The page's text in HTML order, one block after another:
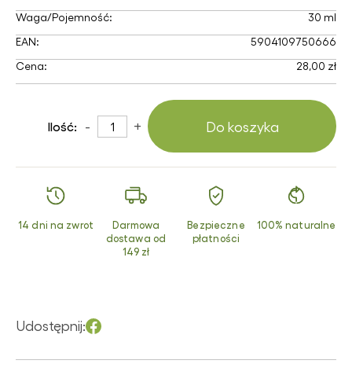
Waga/Pojemność:
30 ml
EAN:
5904109750666
Cena:
28,00 zł
Ilość: - + Do koszyka
14 dni na zwrot
Darmowa
dostawa od
149 zł
Bezpieczne
płatności
100% naturalne
Udostępnij: